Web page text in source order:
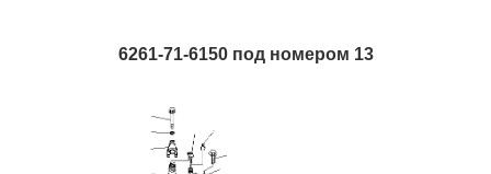
6261-71-6150 под номером 13